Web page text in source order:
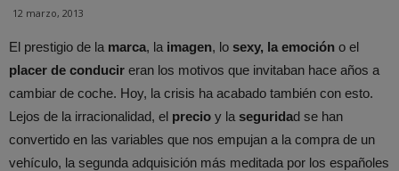
12 marzo, 2013
El prestigio de la marca, la imagen, lo sexy, la emoción o el
placer de conducir eran los motivos que invitaban hace años a
cambiar de coche. Hoy, la crisis ha acabado también con esto.
Lejos de la irracionalidad, el precio y la seguridad se han
convertido en las variables que nos empujan a la compra de un
vehículo, la segunda adquisición más meditada por los españoles